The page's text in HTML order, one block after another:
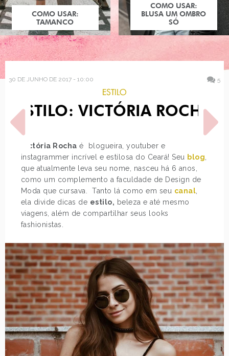
COMO USAR:
TAMANCO
COMO USAR:
BLUSA UM OMBRO
SÓ
30 DE JUNHO DE 2017 - 10:00 5
ESTILO
ESTILO: VICTÓRIA ROCHA
Victória Rocha é blogueira, youtuber e
instagrammer incrível e estilosa do Ceará! Seu blog
que atualmente leva seu nome, nasceu há 6 anos,
como um complemento a faculdade de Design de
Moda que cursava. Tanto lá como em seu canal
ela divide dicas de estilo, beleza e até mesmo
viagens, além de compartilhar seus looks
fashionistas.
POST ANTERIOR
DECORAÇÃO: PORTA
ESTAMPADA
PRÓXIMO POST
10 MARCAS DE MÃES
EMPREENDEDORAS